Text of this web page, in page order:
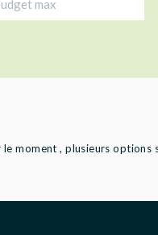
moment , plusieurs options